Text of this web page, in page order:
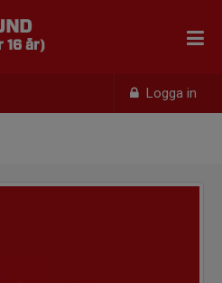
Logga in
16 år)